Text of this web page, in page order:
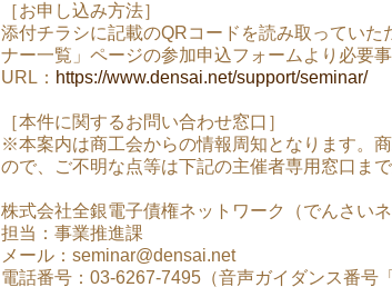
［お申し込み方法］
添付チラシに記載のQRコードを読み取ってい
ナー一覧」ページの参加申込フォームより必要
URL： https://www.densai.net/support/seminar/
［本件に関するお問い合わせ窓口］
※本案内は商工会からの情報周知となります。
ので、ご不明な点等は下記の主催者専用窓口ま
株式会社全銀電子債権ネットワーク（でんさいネ
担当：事業推進課
メール：seminar@densai.net
電話番号：03-6267-7495（音声ガイダンス番号